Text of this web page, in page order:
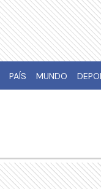
PAÍS MUNDO